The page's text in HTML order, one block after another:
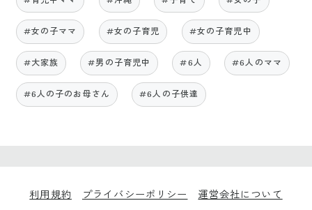
#女の子ママ #女の子育児 #女の子育児中
#大家族 #男の子育児中 #6人 #6人のママ
#6人の子のお母さん #6人の子供達
利用規約 プライバシーポリシー 運営会社について